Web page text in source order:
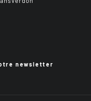
newsletter